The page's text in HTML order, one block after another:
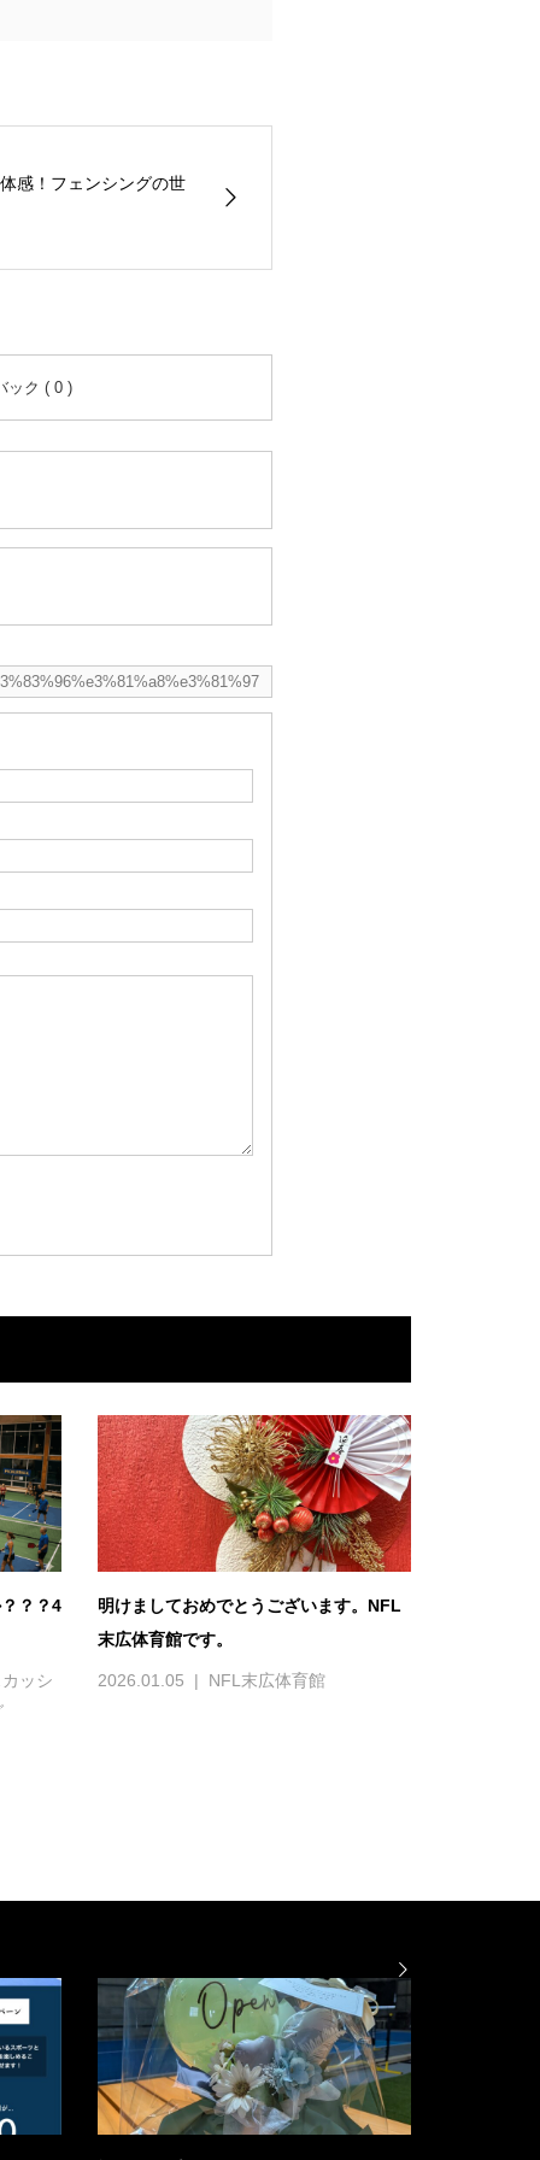
感！フェンシングの世
ック ( 0 )
？？4
ッシ
明けましておめでとうございます。NFL
末広体育館です。
2026.01.05 NFL末広体育館